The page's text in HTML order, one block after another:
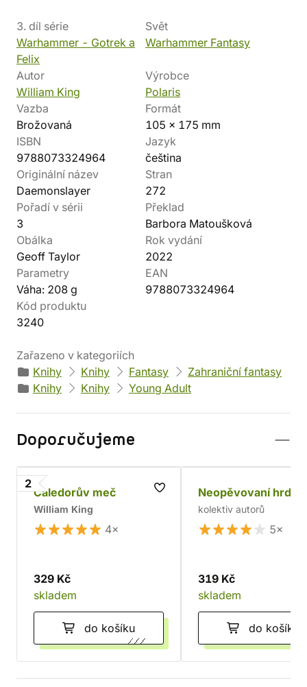
3. díl série
Warhammer - Gotrek a
Felix
Svět
Warhammer Fantasy
Autor
William King
Výrobce
Polaris
Vazba
Brožovaná
Formát
105 x 175 mm
ISBN
9788073324964
Jazyk
čeština
Originální název
Daemonslayer
Stran
272
Pořadí v sérii
3
Překlad
Barbora Matoušková
Obálka
Geoff Taylor
Rok vydání
2022
Parametry
Váha: 208 g
EAN
9788073324964
Kód produktu
3240
Zařazeno v kategoriích
Knihy
Knihy Fantasy
Zahraniční fantasy
Knihy
Knihy Young Adult
Doporučujeme
2
Caledorův meč
William King
4×
329 Kč
skladem
do košíku
Neopěvovaní
kolektiv autorů
5×
319 Kč
skladem
do košíku